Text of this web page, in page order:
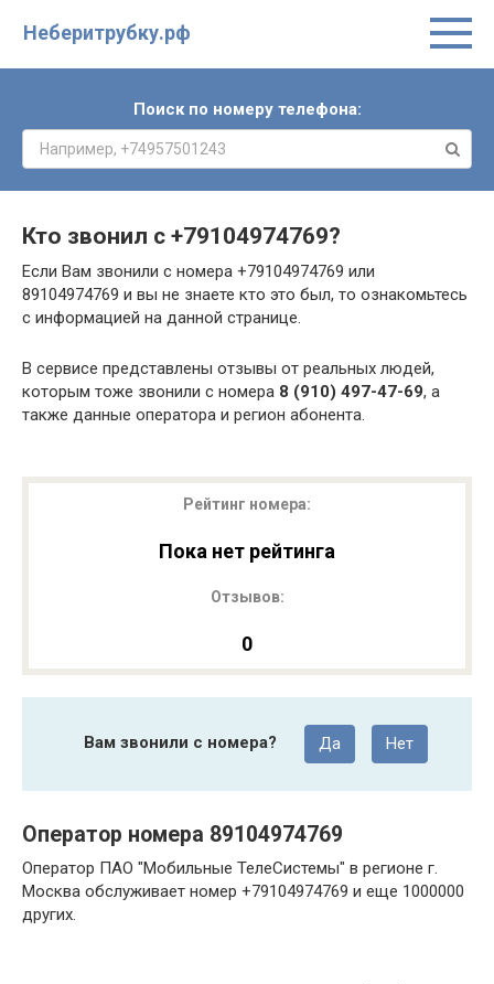
Неберитрубку.рф
Поиск по номеру телефона:
Кто звонил с +79104974769?
Если Вам звонили с номера +79104974769 или
89104974769 и вы не знаете кто это был, то ознакомьтесь
с информацией на данной странице.
В сервисе представлены отзывы от реальных людей,
которым тоже звонили с номера 8 (910) 497-47-69, а
также данные оператора и регион абонента.
Рейтинг номера:
Пока нет рейтинга
Отзывов:
0
Вам звонили с номера? Да Нет
Оператор номера 89104974769
Оператор ПАО "Мобильные ТелеСистемы" в регионе г.
Москва обслуживает номер +79104974769 и еще 1000000
других.